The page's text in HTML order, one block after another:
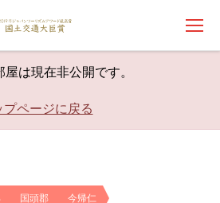
屋は現在非公開です。
プページに戻る
国頭郡 今帰仁